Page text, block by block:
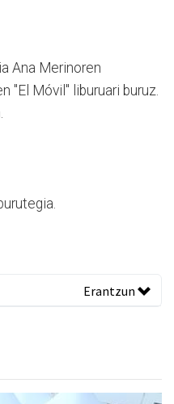
Ana Merinoren
"El Móvil" liburuari buruz.
Erantzun